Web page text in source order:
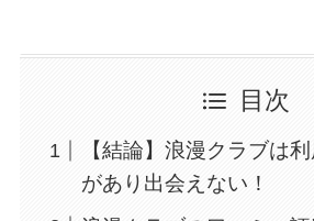
目次
【結論】浪漫クラブは
があり出会えない！